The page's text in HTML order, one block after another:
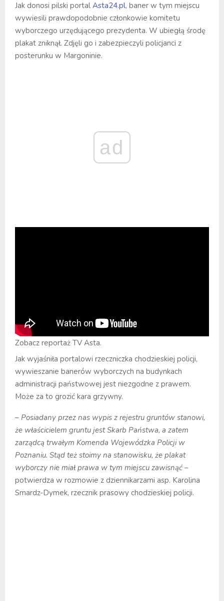
Jak donosi pilski portal Asta24.pl, baner w tym miejscu
wywiesili prawdopodobnie członkowie komitetu
wyborczego urzędującego prezydenta. W ubiegłą środę
plakat zniknął. Zdjęli go i zabezpieczyli policjanci z
posterunku w Margoninie.
ad
Zobacz reportaż TV Asta.
Jak wyjaśniła portalowi rzeczniczka chodzieskiej policji,
wywieszanie banerów wyborczych na budynkach
administracji państwowej jest niezgodne z prawem.
Może za to grozić kara grzywny.
– Posiadany przez nas wypis z rejestru gruntów stanowi,
że właścicielem gruntu jest Skarb Państwa, a zatem
zarządcą trwałym Komenda Wojewódzka Policji w
Poznaniu. Stąd też stoimy na stanowisku, że plakat
wyborczy nie miał prawa w tym miejscu zawisnąć –
potwierdza w rozmowie z dziennikarzami asp. Karolina
Smardz-Dymek, rzecznik prasowy chodzieskiej policji.